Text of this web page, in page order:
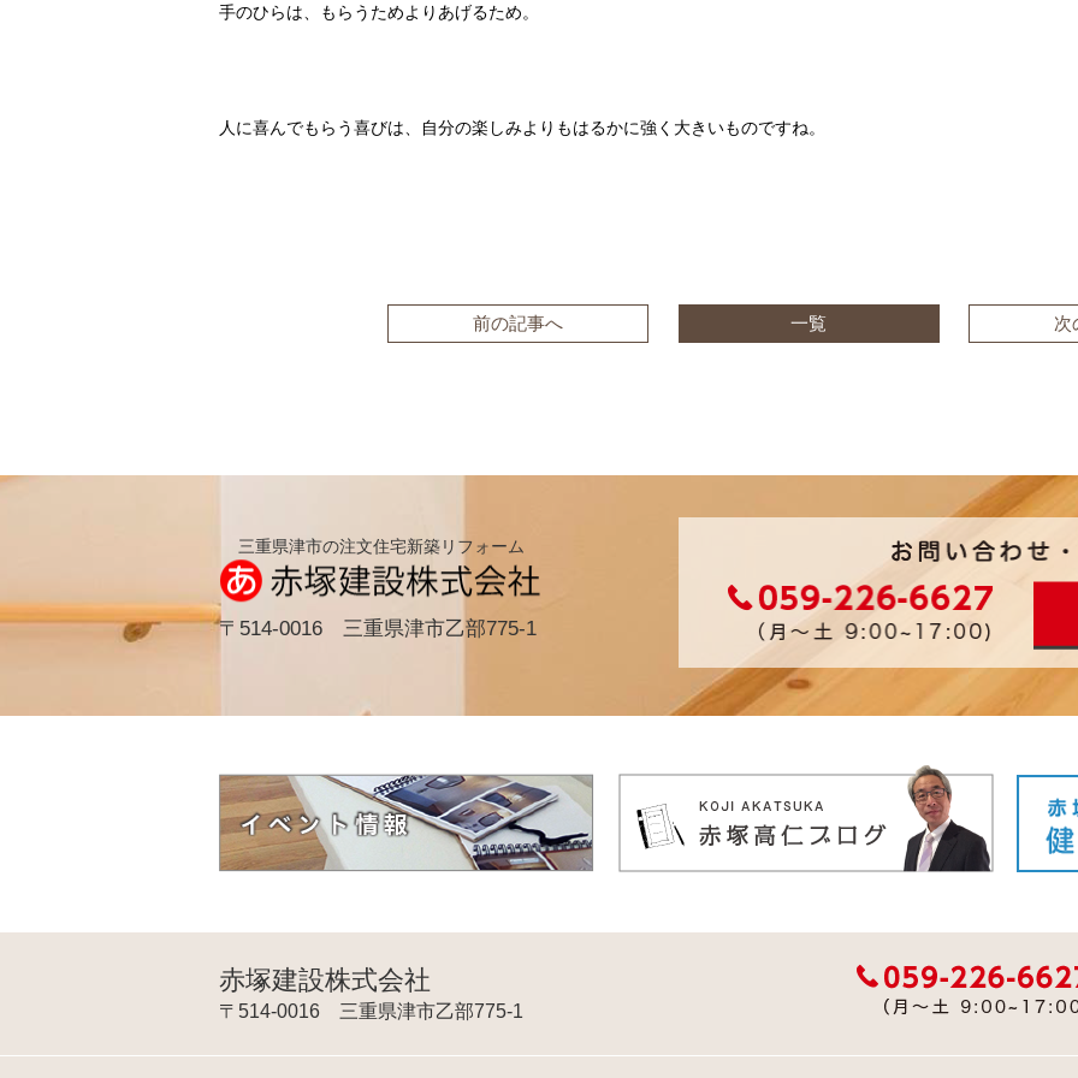
手のひらは、もらうためよりあげるため。
人に喜んでもらう喜びは、自分の楽しみよりもはるかに強く大きいものですね。
前の記事へ 一覧 次
三重県津市の注文住宅新築リフォーム
〒514-0016 三重県津市乙部775-1
赤塚建設株式会社
〒514-0016 三重県津市乙部775-1